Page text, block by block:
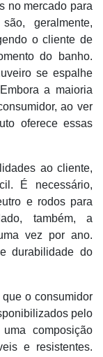
no mercado para
geralmente,
o cliente de
do banho.
se espalhe
a maioria
ao ver
oferece essas
ao cliente,
É necessário,
e rodos para
também, a
vez por ano.
durabilidade do
o consumidor
pelo
composição
e resistentes.